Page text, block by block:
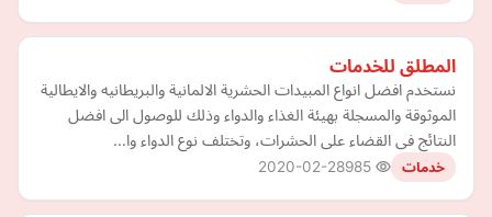
المطلق للخدمات
نستخدم افضل انواع المبيدات الحشرية الالمانية والبريطانيه والايطالية
الموثوقة والمسجلة بهيئة الغذاء والدواء وذلك للوصول الى افضل
النتائج فى القضاء على الحشرات، وتختلف نوع الدواء وا…
خدمات 2020-02-28